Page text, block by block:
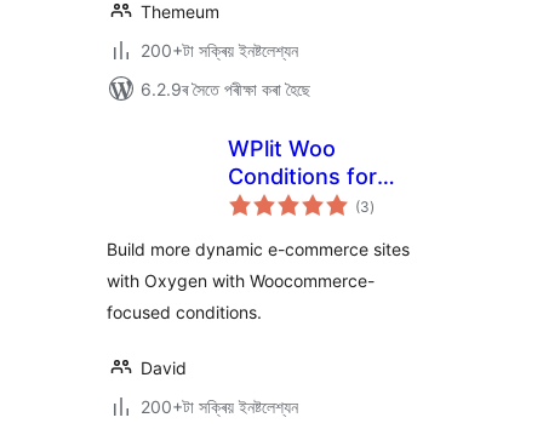
Themeum
200+টা সক্ৰিয় ইনষ্টলেশ্যন
6.2.9ৰ সৈতে পৰীক্ষা কৰা হৈছে
WPlit Woo
Conditions for
Oxygen
(3টা
মুঠ)
Build more dynamic e-commerce sites
with Oxygen with Woocommerce-
focused conditions.
David
200+টা সক্ৰিয় ইনষ্টলেশ্যন